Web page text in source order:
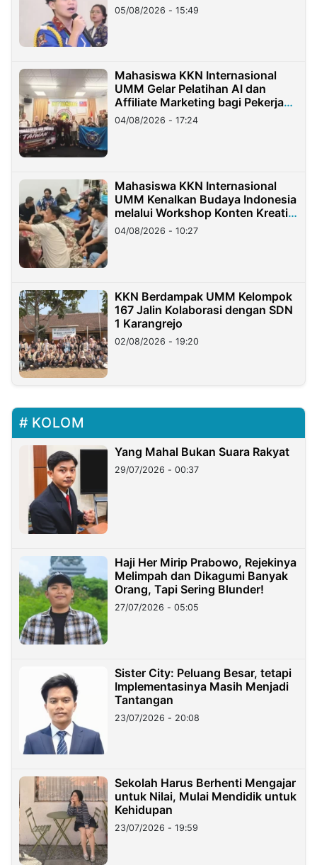
05/08/2026 - 15:49
Mahasiswa KKN Internasional
UMM Gelar Pelatihan AI dan
Affiliate Marketing bagi Pekerja
Migran Indonesia di Taiwan
04/08/2026 - 17:24
Mahasiswa KKN Internasional
UMM Kenalkan Budaya Indonesia
melalui Workshop Konten Kreatif
di Taiwan
04/08/2026 - 10:27
KKN Berdampak UMM Kelompok
167 Jalin Kolaborasi dengan SDN
1 Karangrejo
02/08/2026 - 19:20
KOLOM
Yang Mahal Bukan Suara Rakyat
29/07/2026 - 00:37
Haji Her Mirip Prabowo, Rejekinya
Melimpah dan Dikagumi Banyak
Orang, Tapi Sering Blunder!
27/07/2026 - 05:05
Sister City: Peluang Besar, tetapi
Implementasinya Masih Menjadi
Tantangan
23/07/2026 - 20:08
Sekolah Harus Berhenti Mengajar
untuk Nilai, Mulai Mendidik untuk
Kehidupan
23/07/2026 - 19:59